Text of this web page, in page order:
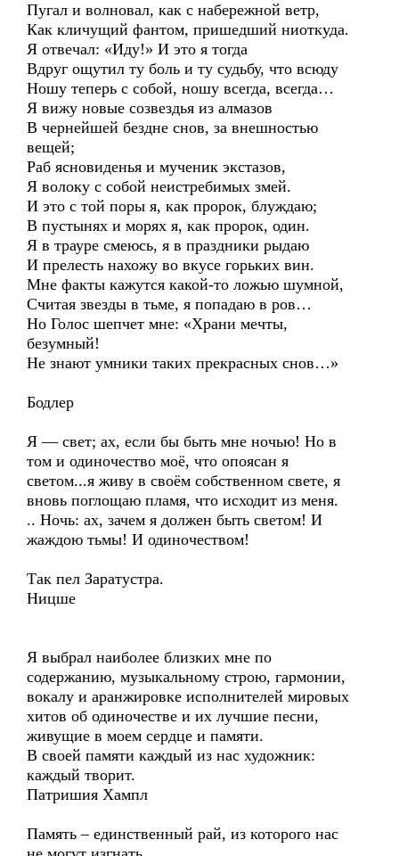
Пугал и волновал, как с набережной ветр,
Как кличущий фантом, пришедший ниоткуда.
Я отвечал: «Иду!» И это я тогда
Вдруг ощутил ту боль и ту судьбу, что всюду
Ношу теперь с собой, ношу всегда, всегда…
Я вижу новые созвездья из алмазов
В чернейшей бездне снов, за внешностью
вещей;
Раб ясновиденья и мученик экстазов,
Я волоку с собой неистребимых змей.
И это с той поры я, как пророк, блуждаю;
В пустынях и морях я, как пророк, один.
Я в трауре смеюсь, я в праздники рыдаю
И прелесть нахожу во вкусе горьких вин.
Мне факты кажутся какой-то ложью шумной,
Считая звезды в тьме, я попадаю в ров…
Но Голос шепчет мне: «Храни мечты,
безумный!
Не знают умники таких прекрасных снов…»
Бодлер
Я — свет; ах, если бы быть мне ночью! Но в
том и одиночество моё, что опоясан я
светом...я живу в своём собственном свете, я
вновь поглощаю пламя, что исходит из меня.
.. Ночь: ах, зачем я должен быть светом! И
жаждою тьмы! И одиночеством!
Так пел Заратустра.
Ницше
Я выбрал наиболее близких мне по
содержанию, музыкальному строю, гармонии,
вокалу и аранжировке исполнителей мировых
хитов об одиночестве и их лучшие песни,
живущие в моем сердце и памяти.
В своей памяти каждый из нас художник:
каждый творит.
Патришия Хампл
Память – единственный рай, из которого нас